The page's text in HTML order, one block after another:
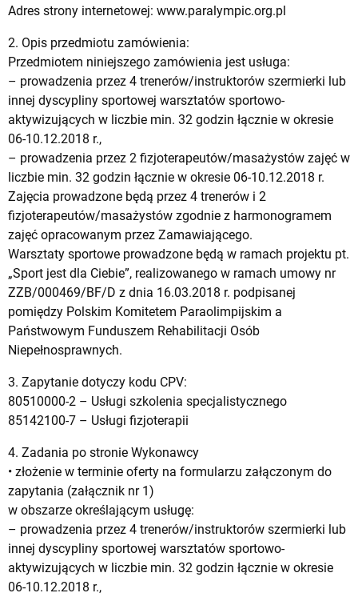
Adres strony internetowej: www.paralympic.org.pl
2. Opis przedmiotu zamówienia:
Przedmiotem niniejszego zamówienia jest usługa:
– prowadzenia przez 4 trenerów/instruktorów szermierki lub
innej dyscypliny sportowej warsztatów sportowo-
aktywizujących w liczbie min. 32 godzin łącznie w okresie
06-10.12.2018 r.,
– prowadzenia przez 2 fizjoterapeutów/masażystów zajęć w
liczbie min. 32 godzin łącznie w okresie 06-10.12.2018 r.
Zajęcia prowadzone będą przez 4 trenerów i 2
fizjoterapeutów/masażystów zgodnie z harmonogramem
zajęć opracowanym przez Zamawiającego.
Warsztaty sportowe prowadzone będą w ramach projektu pt.
„Sport jest dla Ciebie”, realizowanego w ramach umowy nr
ZZB/000469/BF/D z dnia 16.03.2018 r. podpisanej
pomiędzy Polskim Komitetem Paraolimpijskim a
Państwowym Funduszem Rehabilitacji Osób
Niepełnosprawnych.
3. Zapytanie dotyczy kodu CPV:
80510000-2 – Usługi szkolenia specjalistycznego
85142100-7 – Usługi fizjoterapii
4. Zadania po stronie Wykonawcy
• złożenie w terminie oferty na formularzu załączonym do
zapytania (załącznik nr 1)
w obszarze określającym usługę:
– prowadzenia przez 4 trenerów/instruktorów szermierki lub
innej dyscypliny sportowej warsztatów sportowo-
aktywizujących w liczbie min. 32 godzin łącznie w okresie
06-10.12.2018 r.,